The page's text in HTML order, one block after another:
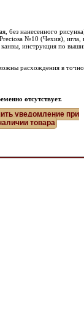
без нанесенного
№10 (Чехия),
канвы, инструкция по
расхождения в
отсутствует.
уведомление при
товара